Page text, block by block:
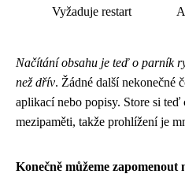
Vyžaduje restart
Načítání obsahu je teď o parník
než dřív. Žádné další nekonečné
aplikací nebo popisy. Store si
mezipaměti, takže prohlížení je
Konečně můžeme zapomenout